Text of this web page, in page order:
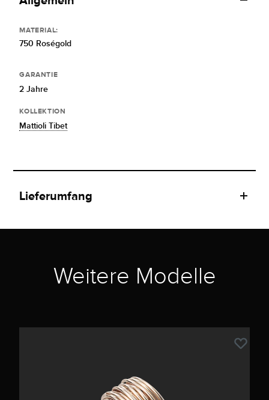
MATERIAL:
750 Roségold
GARANTIE
2 Jahre
KOLLEKTION
Mattioli Tibet
Lieferumfang
Weitere Modelle